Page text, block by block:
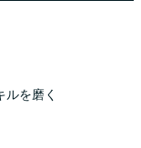
を磨く